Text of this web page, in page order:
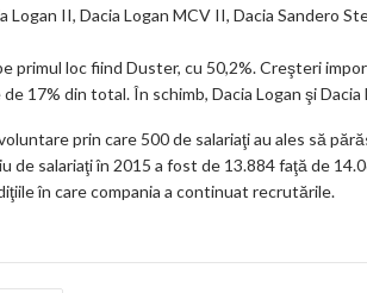
II, Dacia Logan MCV II, Dacia Sandero
primul loc fiind Duster, cu 50,2%. Creşteri
17% din total. În schimb, Dacia Logan şi
prin care 500 de salariaţi au ales să
de salariaţi în 2015 a fost de 13.884 faţă de
în care compania a continuat recrutările.